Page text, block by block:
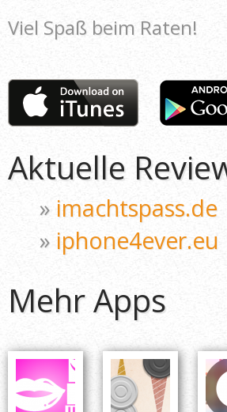
Viel Spaß beim Raten!
Aktuelle
» imachtspass.de
» iphone4ever.eu
Mehr Apps